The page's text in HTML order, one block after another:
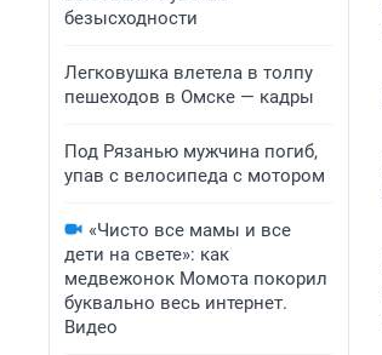
безысходности
Легковушка влетела в толпу
пешеходов в Омске — кадры
Под Рязанью мужчина погиб,
упав с велосипеда с мотором
«Чисто все мамы и все
дети на свете»: как
медвежонок Момота покорил
буквально весь интернет.
Видео